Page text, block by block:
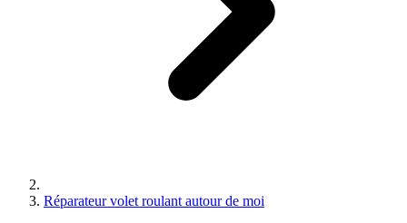
Réparateur volet roulant autour de moi